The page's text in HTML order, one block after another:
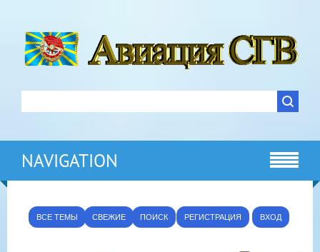
NAVIGATION
ВСЕ ТЕМЫ СВЕЖИЕ ПОИСК РЕГИСТРАЦИЯ ВХОД